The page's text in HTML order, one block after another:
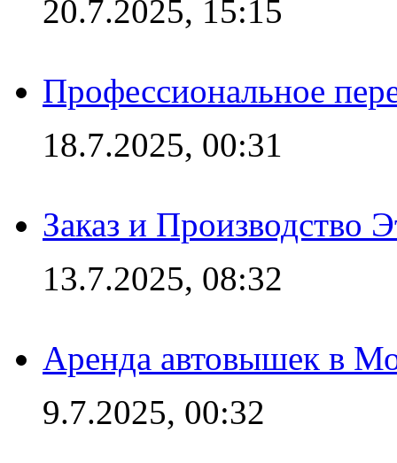
20.7.2025, 15:15
Профессиональное
18.7.2025, 00:31
Заказ и Производство
13.7.2025, 08:32
Аренда автовышек в
9.7.2025, 00:32